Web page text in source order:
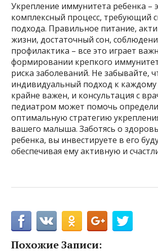
Укрепление иммунитета ребенка –
комплексный процесс, требующий
подхода. Правильное питание,
жизни, достаточный сон,
профилактика – все это играет
формировании крепкого
риска заболеваний. Не забывайте,
индивидуальный подход к каждому
крайне важен, и консультация с
педиатром может помочь
оптимальную стратегию
вашего малыша. Заботясь о
ребенка, вы инвестируете в его
обеспечивая ему активную и
Похожие Записи: